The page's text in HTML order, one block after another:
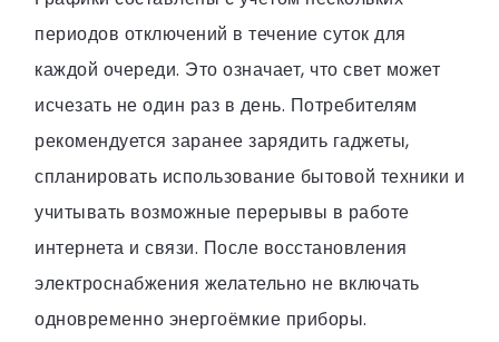
периодов отключений в течение суток для
каждой очереди. Это означает, что свет может
исчезать не один раз в день. Потребителям
рекомендуется заранее зарядить гаджеты,
спланировать использование бытовой техники и
учитывать возможные перерывы в работе
интернета и связи. После восстановления
электроснабжения желательно не включать
одновременно энергоёмкие приборы.